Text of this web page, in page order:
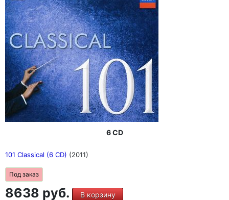
6 CD
101 Classical (6 CD) (2011)
Под заказ
8638 руб. В корзину